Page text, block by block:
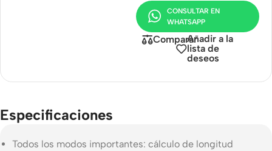
CONSULTAR EN
WHATSAPP
CompararAñadir a la
lista de
deseos
Especificaciones
Todos los modos importantes: cálculo de longitud